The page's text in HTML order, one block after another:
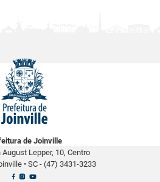
de Joinville
August Lepper, 10, Centro
• SC - (47) 3431-3233